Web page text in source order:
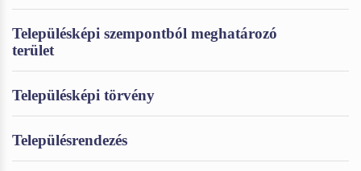
Településképi szempontból meghatározó
terület
Településképi törvény
Településrendezés